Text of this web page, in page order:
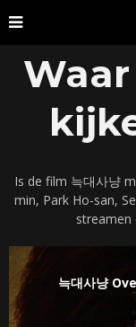
Waar
Is de film 늑대사냥
min, Park Ho-san,
streamen
늑대사냥